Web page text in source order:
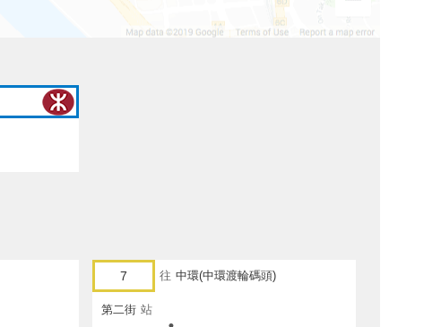
7 往 中環(中環渡輪碼頭)
第二街 站